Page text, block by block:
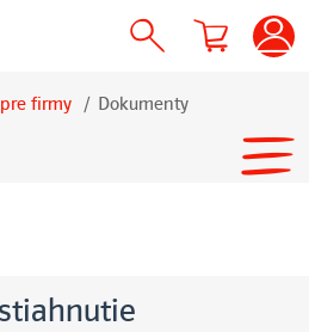
firmy Dokumenty